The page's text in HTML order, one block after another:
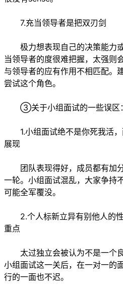
7.充当领导者是把双刃剑
极力想表现自己的决策能力
当领导者的度很难把握，太强则
与领导者的应有作用不相匹配。
尝试这个角色。
③关于小组面试的一些误区：
1.小组面试绝不是你死我活，
展现
团队表现得好，成员都有加
一轮。小组面试混乱，大家争持
可能全军覆没。
2.个人标新立异有别他人的性
重点
太过独立会被认为不是一个
小组面试这一关后，在一对一的
行的一面也不迟。